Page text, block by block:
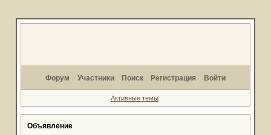
Форум Участники Поиск Регистрация Войти
Активные темы
Объявление